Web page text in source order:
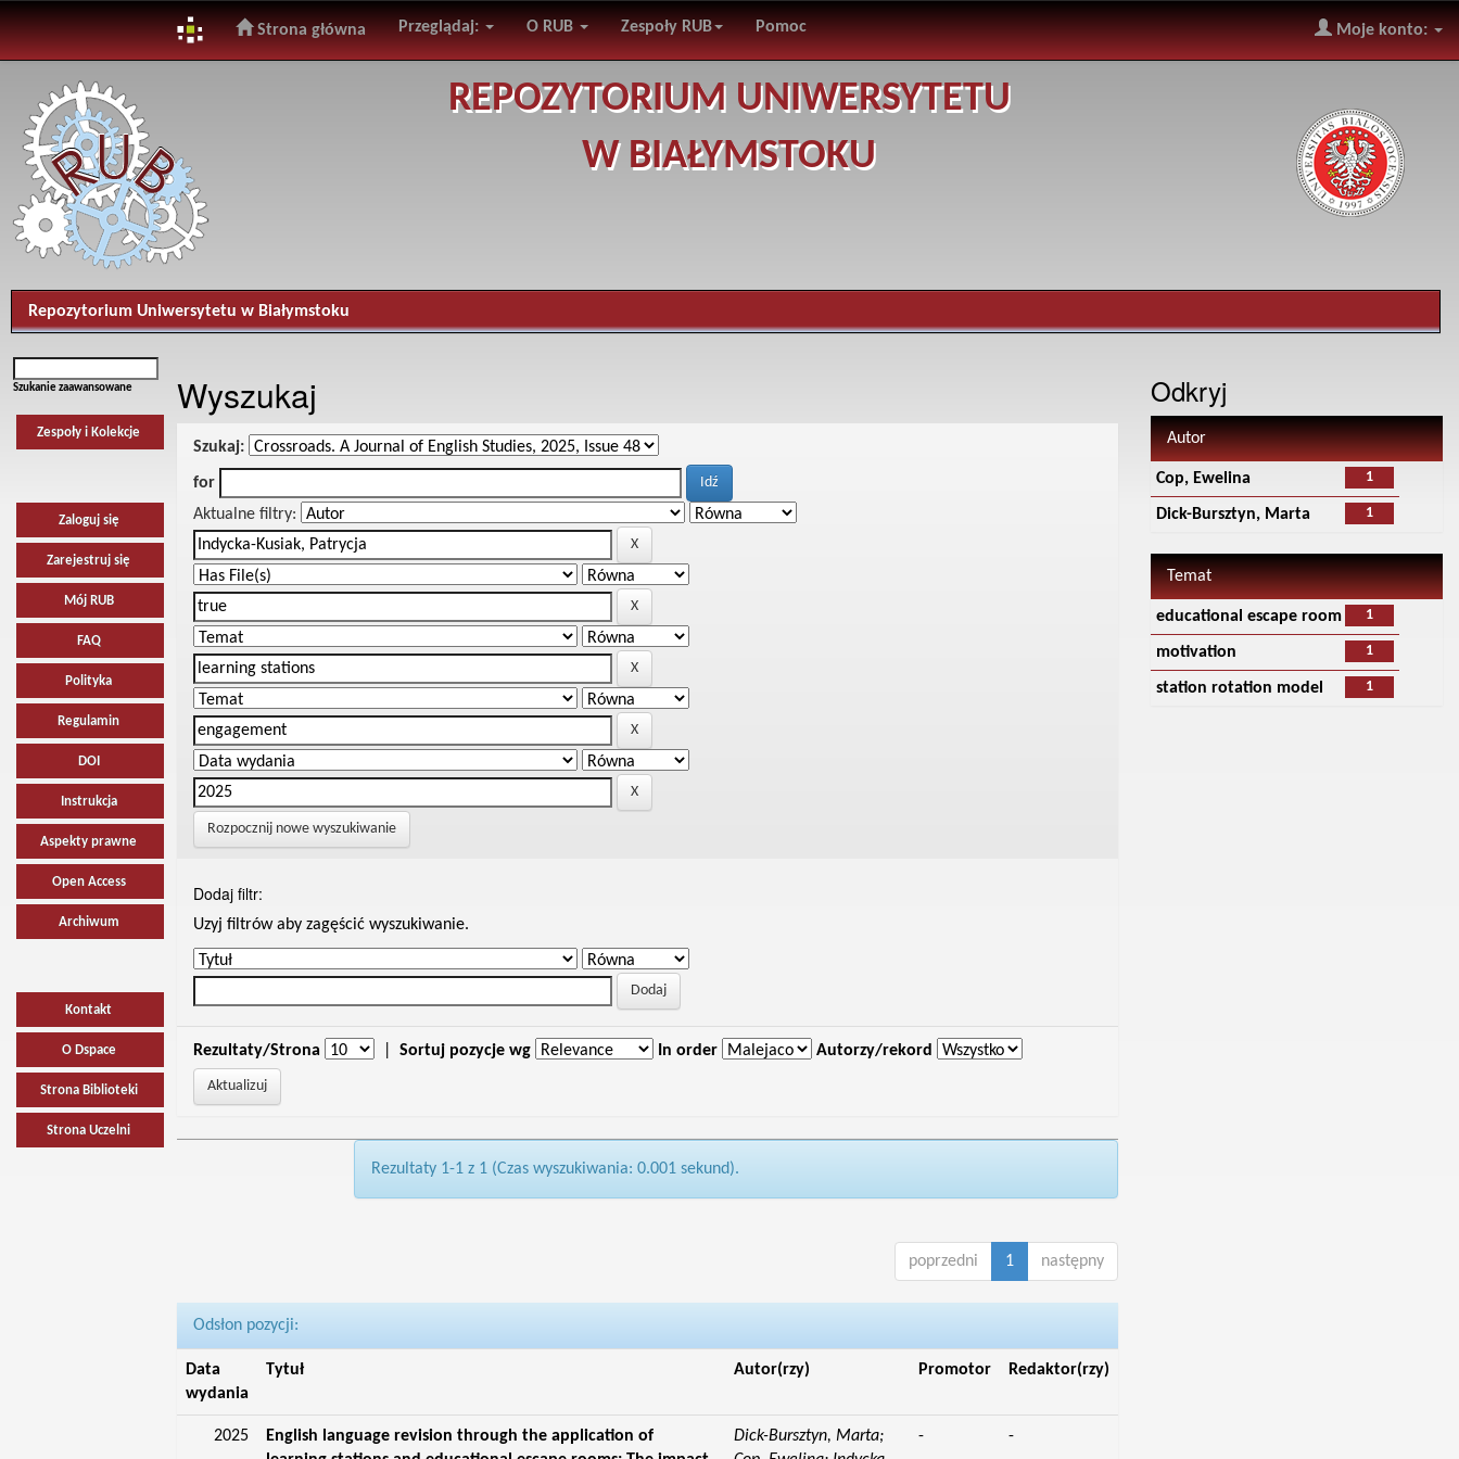
navigation
Strona główna Przeglądaj: O RUB Zespoły RUB Pomoc Moje konto:
REPOZYTORIUM UNIWERSYTETU
W BIAŁYMSTOKU
Repozytorium Uniwersytetu w Białymstoku
Szukanie zaawansowane
Zespoły i Kolekcje
Zaloguj się
Zarejestruj się
Mój RUB
FAQ
Polityka
Regulamin
DOI
Instrukcja
Aspekty prawne
Open Access
Archiwum
Kontakt
O Dspace
Strona Biblioteki
Strona Uczelni
Wyszukaj
Szukaj:
for
Aktualne filtry:
Rozpocznij nowe wyszukiwanie
Dodaj filtr:
Uzyj filtrów aby zagęścić wyszukiwanie.
Rezultaty/Strona Sortuj pozycje wg In order Autorzy/rekord
Rezultaty 1-1 z 1 (Czas wyszukiwania: 0.001 sekund).
poprzedni 1 następny
Odsłon pozycji:
Data
wydania
Tytuł Autor(rzy) Promotor Redaktor(rzy)
2025
English language revision through the application of
Dick-Bursztyn, Marta;
- -
Odkryj
Autor
1
Cop, Ewelina
1
Dick-Bursztyn, Marta
Temat
1
educational escape room
1
motivation
1
station rotation model